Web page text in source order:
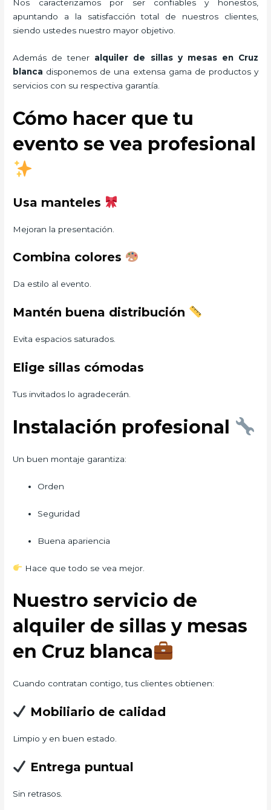
Nos caracterizamos por ser confiables y honestos,
apuntando a la satisfacción total de nuestros clientes,
siendo ustedes nuestro mayor objetivo.
Además de tener alquiler de sillas y mesas en Cruz
blanca disponemos de una extensa gama de productos y
servicios con su respectiva garantía.
Cómo hacer que tu
evento se vea profesional
Usa manteles
Mejoran la presentación.
Combina colores
Da estilo al evento.
Mantén buena distribución
Evita espacios saturados.
Elige sillas cómodas
Tus invitados lo agradecerán.
Instalación profesional
Un buen montaje garantiza:
Orden
Seguridad
Buena apariencia
Hace que todo se vea mejor.
Nuestro servicio de
alquiler de sillas y mesas
en Cruz blanca
Cuando contratan contigo, tus clientes obtienen:
Mobiliario de calidad
Limpio y en buen estado.
Entrega puntual
Sin retrasos.